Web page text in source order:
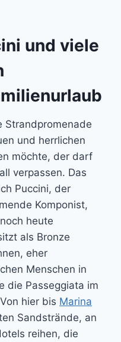
und viele
Strandpromenade
und herrlichen
möchte, der darf
verpassen. Das
Puccini, der
Komponist,
heute
als Bronze
eher
Menschen in
die Passeggiata im
hier bis Marina
Sandstrände, an
reihen, die